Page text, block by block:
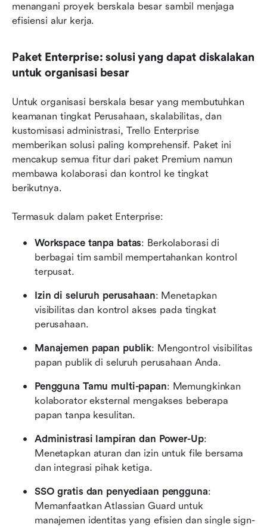
menangani proyek berskala besar sambil menjaga
efisiensi alur kerja.
Paket Enterprise: solusi yang dapat diskalakan
untuk organisasi besar
Untuk organisasi berskala besar yang membutuhkan
keamanan tingkat Perusahaan, skalabilitas, dan
kustomisasi administrasi, Trello Enterprise
memberikan solusi paling komprehensif. Paket ini
mencakup semua fitur dari paket Premium namun
membawa kolaborasi dan kontrol ke tingkat
berikutnya.
Termasuk dalam paket Enterprise:
Workspace tanpa batas: Berkolaborasi di
berbagai tim sambil mempertahankan kontrol
terpusat.
Izin di seluruh perusahaan: Menetapkan
visibilitas dan kontrol akses pada tingkat
perusahaan.
Manajemen papan publik: Mengontrol visibilitas
papan publik di seluruh perusahaan Anda.
Pengguna Tamu multi-papan: Memungkinkan
kolaborator eksternal mengakses beberapa
papan tanpa kesulitan.
Administrasi lampiran dan Power-Up:
Menetapkan aturan dan izin untuk file bersama
dan integrasi pihak ketiga.
SSO gratis dan penyediaan pengguna:
Memanfaatkan Atlassian Guard untuk
manajemen identitas yang efisien dan single sign-